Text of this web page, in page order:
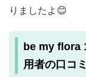
りましたよ😊
be my flora
用者の口コ